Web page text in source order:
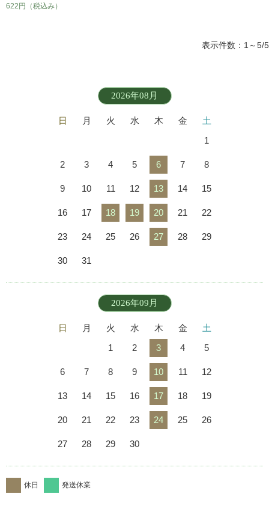
622円 （税込み）
表示件数：1～5/5
2026年08月
日 月 火 水 木 金
土
1
2 3 4 5 6 7 8
9 10 11 12 13 14 15
16 17 18 19 20 21 22
23 24 25 26 27 28 29
30 31
2026年09月
日 月 火 水 木 金
土
1
2 3 4 5
6 7 8 9 10 11 12
13 14 15 16 17 18 19
20 21 22 23 24 25 26
27 28 29 30
休日 発送休業